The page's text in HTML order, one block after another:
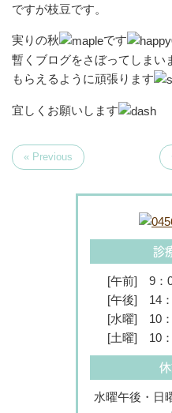
ですが枝豆です。
実りの秋
です
暫くブログをさぼってしまい
もらえるように頑張ります
宜しくお願いします
« Previous
診
[午前]
9：
[午後]
14
[水曜]
10
[土曜]
10
水曜午後・日